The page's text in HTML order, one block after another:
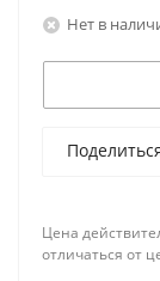
Нет в
Цена
отличаться от